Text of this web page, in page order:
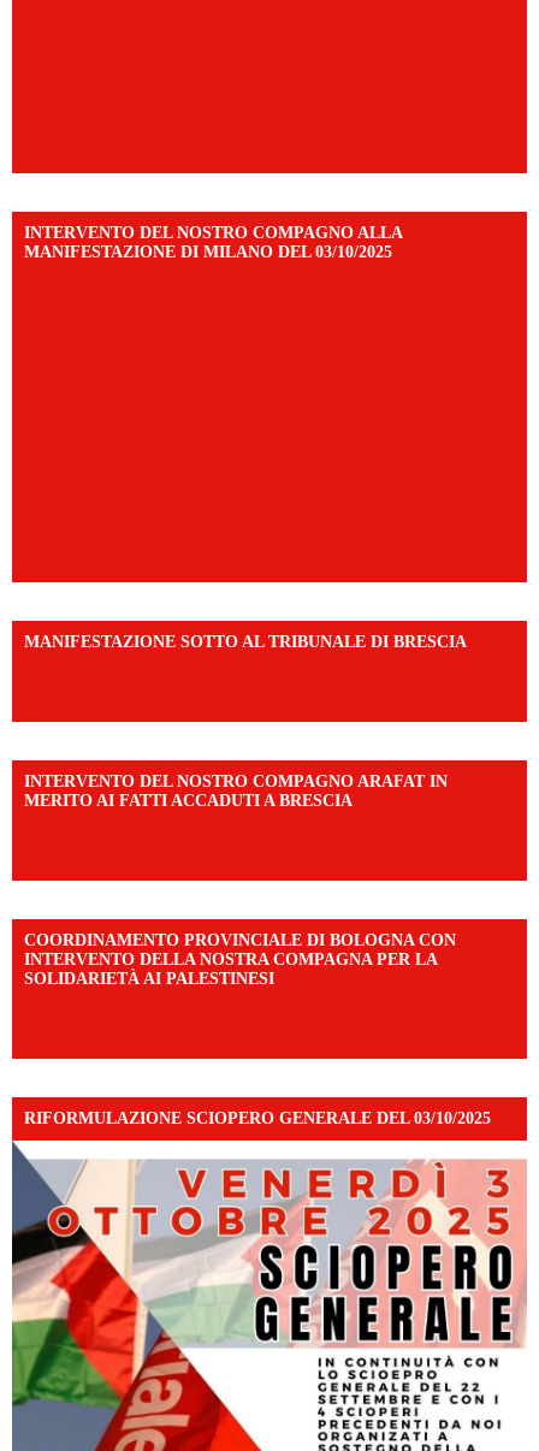
INTERVENTO DEL NOSTRO COMPAGNO ALLA
MANIFESTAZIONE DI MILANO DEL 03/10/2025
MANIFESTAZIONE SOTTO AL TRIBUNALE DI BRESCIA
INTERVENTO DEL NOSTRO COMPAGNO ARAFAT IN
MERITO AI FATTI ACCADUTI A BRESCIA
COORDINAMENTO PROVINCIALE DI BOLOGNA CON
INTERVENTO DELLA NOSTRA COMPAGNA PER LA
SOLIDARIETÀ AI PALESTINESI
RIFORMULAZIONE SCIOPERO GENERALE DEL 03/10/2025